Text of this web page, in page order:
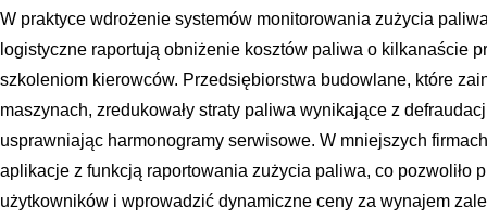
W praktyce wdrożenie systemów monitorowania zużycia
logistyczne raportują obniżenie kosztów paliwa o kilkanaście
szkoleniom kierowców. Przedsiębiorstwa budowlane, które
maszynach, zredukowały straty paliwa wynikające z
usprawniając harmonogramy serwisowe. W mniejszych
aplikacje z funkcją raportowania zużycia paliwa, co pozwoliło
użytkowników i wprowadzić dynamiczne ceny za wynajem